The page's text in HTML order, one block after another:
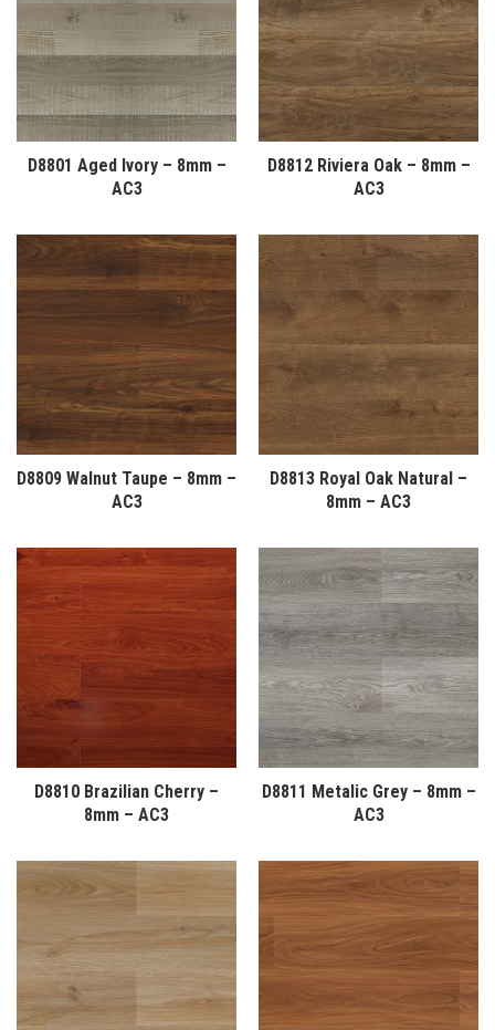
D8801 Aged Ivory – 8mm –
AC3
D8812 Riviera Oak – 8mm –
AC3
D8809 Walnut Taupe – 8mm –
AC3
D8813 Royal Oak Natural –
8mm – AC3
D8810 Brazilian Cherry –
8mm – AC3
D8811 Metalic Grey – 8mm –
AC3